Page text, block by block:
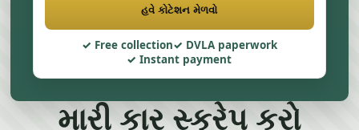
હવે કોટેશન મેળવો
Free collection
DVLA paperwork
Instant payment
મારી કાર સ્ક્રેપ કરો